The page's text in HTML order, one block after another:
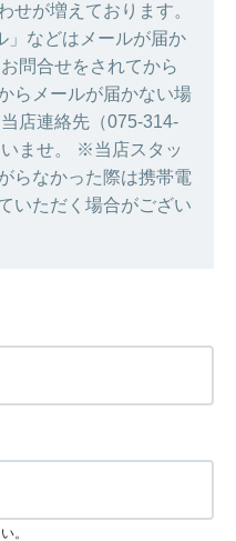
せが増えております。
」などはメールが届か
問合せをされてから
らメールが届かない場
店連絡先（075-314-
ませ。 ※当店スタッ
らなかった際は携帯電
いただく場合がござい
。